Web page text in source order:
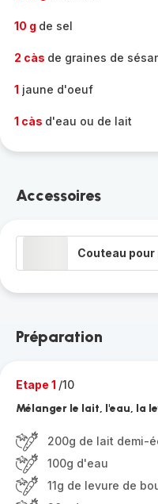
10 g de sel
2 càs de graines de
1 jaune d'oeuf
1 càs d'eau ou de lait
Accessoires
Couteau
Préparation
Etape 1 /10
Mélanger le lait, l'eau, la
200g de lait demi-
100g d'eau
11g de levure de